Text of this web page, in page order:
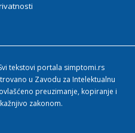
tekstovi portala simptomi.rs
u Zavodu za Intelektualnu
preuzimanje, kopiranje i
zakonom.